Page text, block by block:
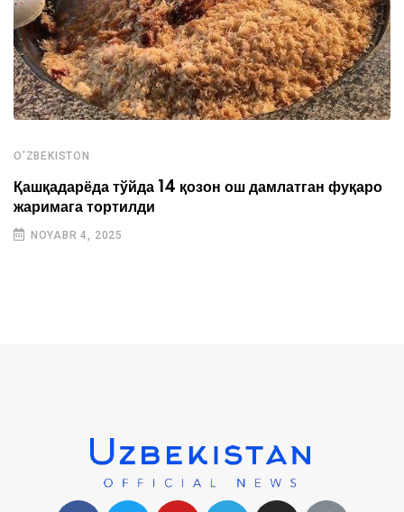
O'ZBEKISTON
Қашқадарёда тўйда 14 қозон ош дамлатган фуқаро
жаримага тортилди
NOYABR 4, 2025